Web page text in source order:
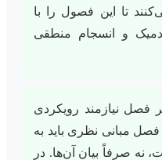
تا این فصول را با
و انسجام منطقی
فصل نیازمند رویکردی
مبانی نظری باید به
نه صرفاً بیان آن‌ها. در